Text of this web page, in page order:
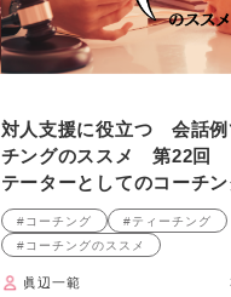
対人支援に役立つ 会話例
チングのススメ 第22回
テーターとしてのコーチ
#コーチング
#ティーチング
#コーチングのススメ
眞辺一範